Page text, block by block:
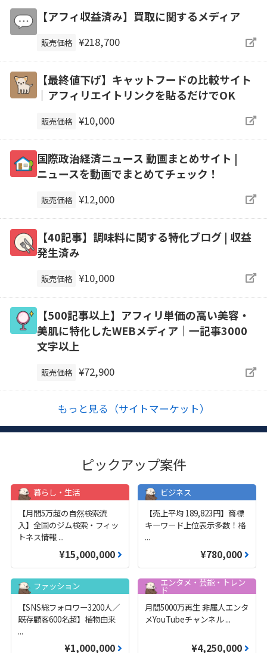
【アフィ収益済み】買取に関するメディア
販売価格 ¥218,700
【最終値下げ】キャットフードの比較サイト
｜アフィリエイトリンクを貼るだけでOK
販売価格 ¥10,000
国際政治経済ニュース 動画まとめサイト |
ニュースを動画でまとめてチェック！
販売価格 ¥12,000
【40記事】調味料に関する特化ブログ | 収益
発生済み
販売価格 ¥10,000
【500記事以上】アフィリ単価の高い美容・
美肌に特化したWEBメディア｜一記事3000
文字以上
販売価格 ¥72,900
もっと見る（サイトマーケット）
ピックアップ案件
暮らし・生活
【月間5万超の自然検索流
入】全国のジム検索・フィッ
トネス情報 ...
¥15,000,000
ビジネス
【売上平均 189,823円】商標
キーワード上位表示多数！格
...
¥780,000
ファッション
【SNS総フォロワー3200人／
既存顧客600名超】植物由来
...
¥1,000,000
エンタメ・芸能・トレン
ド
月間5000万再生 非属人エンタ
メYouTubeチャンネル...
¥4,250,000